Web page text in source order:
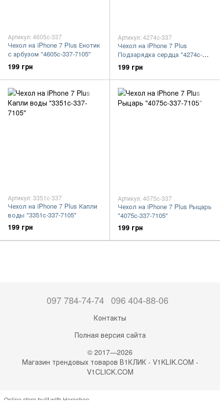
Артикул: 4605c-337
Чехол на iPhone 7 Plus Енотик
с арбузом "4605c-337-7105"
199 грн
Артикул: 4274c-337
Чехол на iPhone 7 Plus
Подзарядка сердца "4274c-
337-7105"
199 грн
Артикул: 3351c-337
Чехол на iPhone 7 Plus Капли
воды "3351c-337-7105"
199 грн
Артикул: 4075c-337
Чехол на iPhone 7 Plus Рыцарь
"4075c-337-7105"
199 грн
097 784-74-74 096 404-88-06
Контакты
Полная версия сайта
© 2017—2026
Магазин трендовых товаров В1КЛИК - V1KLIK.COM -
V1CLICK.COM
Online store built with Horoshop